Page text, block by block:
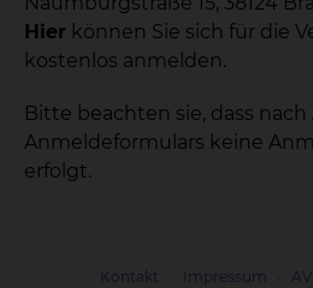
Hier können Sie sich für die
kostenlos anmelden.
Bitte beachten sie, dass
Anmeldeformulars keine
erfolgt.
Kontakt Impressum